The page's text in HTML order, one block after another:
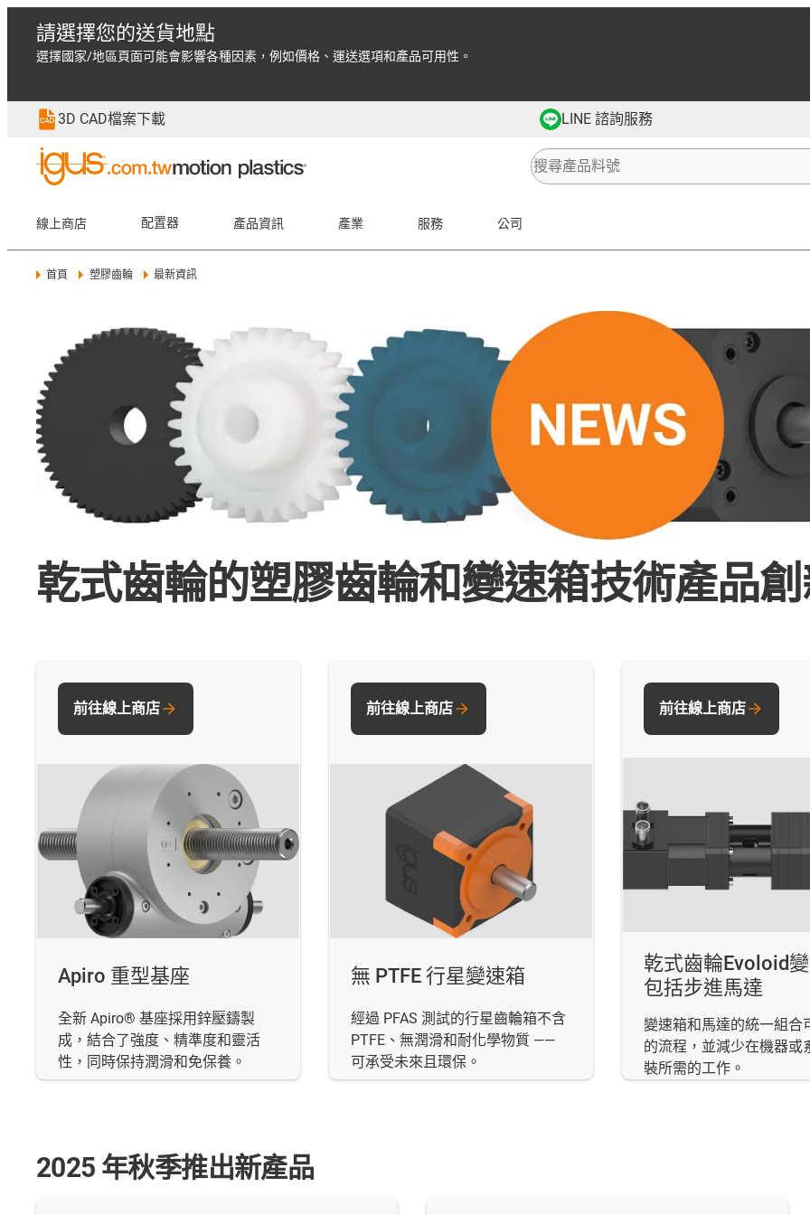
請選擇您的送貨地點
選擇國家/地區頁面可能會影響各種因素，例如價格、運送選項和產品可用性。
3D CAD檔案下載 LINE 諮詢服務
線上商店 配置器 產品資訊 產業 服務 公司
首頁 塑膠齒輪 最新資訊
乾式齒輪的塑膠齒輪和變速箱技術產品
Apiro 重型基座
全新 Apiro® 基座採用鋅壓鑄製
成，結合了強度、精準度和靈活
性，同時保持潤滑和免保養。
前往線上商店
無 PTFE 行星變速箱
經過 PFAS 測試的行星齒輪箱不含
PTFE、無潤滑和耐化學物質 ——
可承受未來且環保。
前往線上商店
乾式齒輪Evoloid
包括步進馬達
變速箱和馬達的統一組合
的流程，並減少在機器或
裝所需的工作。
前往線上商店
2025 年秋季推出新產品